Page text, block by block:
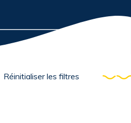
Réinitialiser les filtres